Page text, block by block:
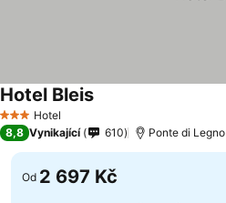
3 Počet hvězdiček
Hotel
Hotel Bleis
8,8 Vynikající 610 Ponte di Legno
Od 2 697 Kč